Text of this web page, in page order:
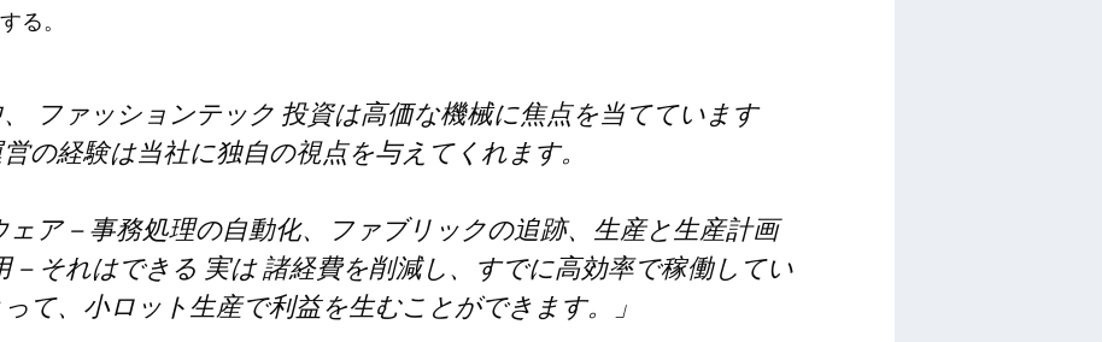
る。
ファッションテック投資は高価な機械に焦点を当てています
の経験は当社に独自の視点を与えてくれます。
ア — 事務処理の自動化、ファブリックの追跡、生産と生産計画
—それはできる 実は諸経費を削減し、すでに高効率で稼働してい
て、小ロット生産で利益を生むことができます。」